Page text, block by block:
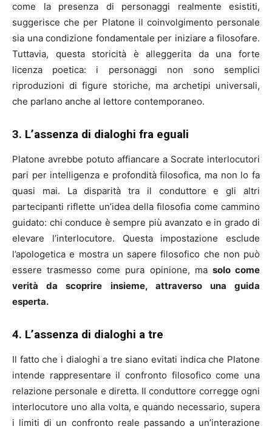
come la presenza di personaggi realmente esistiti,
suggerisce che per Platone il coinvolgimento personale
sia una condizione fondamentale per iniziare a filosofare.
Tuttavia, questa storicità è alleggerita da una forte
licenza poetica: i personaggi non sono semplici
riproduzioni di figure storiche, ma archetipi universali,
che parlano anche al lettore contemporaneo.
3. L’assenza di dialoghi fra eguali
Platone avrebbe potuto affiancare a Socrate interlocutori
pari per intelligenza e profondità filosofica, ma non lo fa
quasi mai. La disparità tra il conduttore e gli altri
partecipanti riflette un’idea della filosofia come cammino
guidato: chi conduce è sempre più avanzato e in grado di
elevare l’interlocutore. Questa impostazione esclude
l’apologetica e mostra un sapere filosofico che non può
essere trasmesso come pura opinione, ma solo come
verità da scoprire insieme, attraverso una guida
esperta.
4. L’assenza di dialoghi a tre
Il fatto che i dialoghi a tre siano evitati indica che Platone
intende rappresentare il confronto filosofico come una
relazione personale e diretta. Il conduttore corregge ogni
interlocutore uno alla volta, e quando necessario, supera
i limiti di un confronto reale passando a un’interazione